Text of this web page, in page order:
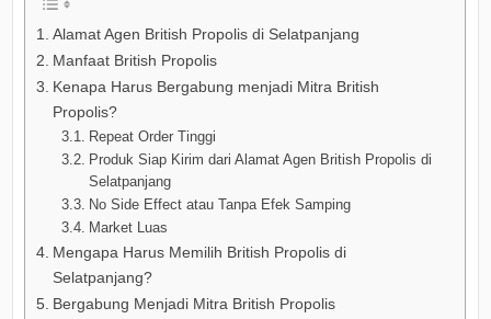
Alamat Agen British Propolis di Selatpanjang
Manfaat British Propolis
Kenapa Harus Bergabung menjadi Mitra British
Propolis?
Repeat Order Tinggi
Produk Siap Kirim dari Alamat Agen British Propolis di
Selatpanjang
No Side Effect atau Tanpa Efek Samping
Market Luas
Mengapa Harus Memilih British Propolis di
Selatpanjang?
Bergabung Menjadi Mitra British Propolis